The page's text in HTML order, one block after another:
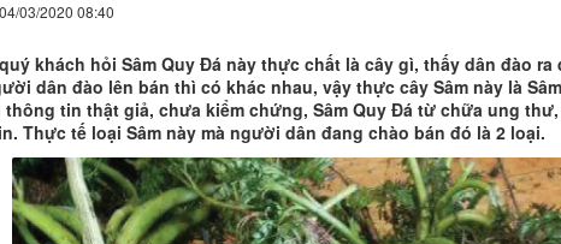
03/2020 08:40
khách hỏi Sâm Quy Đá này thực chất là cây gì, thấy dân đào
dân đào lên bán thì có khác nhau, vậy thực cây Sâm này là
tin thật giả, chưa kiểm chứng, Sâm Quy Đá từ chữa ung
Thực tế loại Sâm này mà người dân đang chào bán đó là 2 loại.